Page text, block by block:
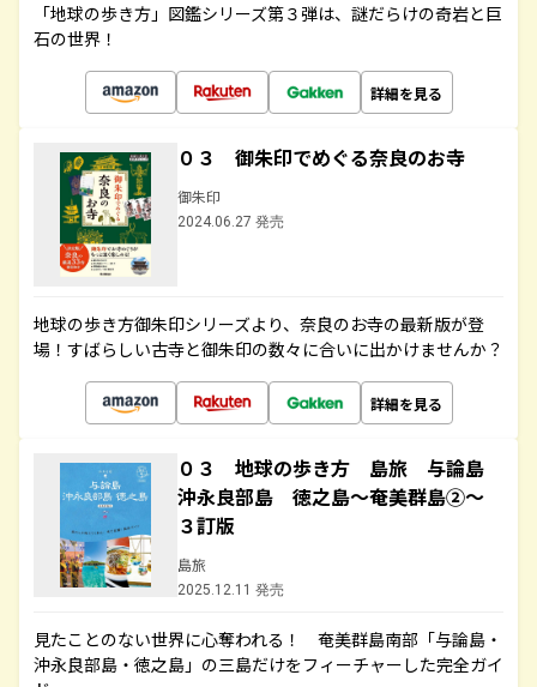
「地球の歩き方」図鑑シリーズ第３弾は、謎だらけの奇岩と巨
石の世界！
詳細を見る
０３ 御朱印でめぐる奈良のお寺
御朱印
2024.06.27 発売
地球の歩き方御朱印シリーズより、奈良のお寺の最新版が登
場！すばらしい古寺と御朱印の数々に合いに出かけませんか？
詳細を見る
０３ 地球の歩き方 島旅 与論島
沖永良部島 徳之島～奄美群島②～
３訂版
島旅
2025.12.11 発売
見たことのない世界に心奪われる！ 奄美群島南部「与論島・
沖永良部島・徳之島」の三島だけをフィーチャーした完全ガイ